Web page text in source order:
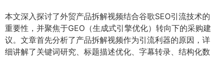
本文深入探讨了外贸产品拆解视频结合谷歌SEO引流技术的
重要性，并聚焦于GEO（生成式引擎优化）转向下的采购建
议。文章首先分析了产品拆解视频作为引流利器的原因，详
细讲解了关键词研究、标题描述优化、字幕转录、结构化数